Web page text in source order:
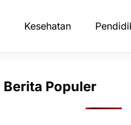
Kesehatan
Berita Populer